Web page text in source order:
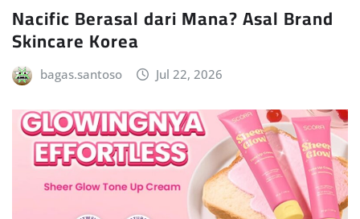
Nacific Berasal dari Mana? Asal Brand
Skincare Korea
bagas.santoso Jul 22, 2026